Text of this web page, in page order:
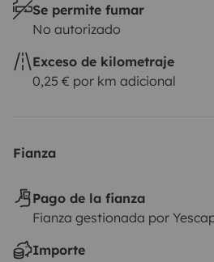
Se permite fumar
No autorizado
Exceso de kilometraje
0,25 € por km adicional
Fianza
Pago de la fianza
Fianza gestionada por
Importe